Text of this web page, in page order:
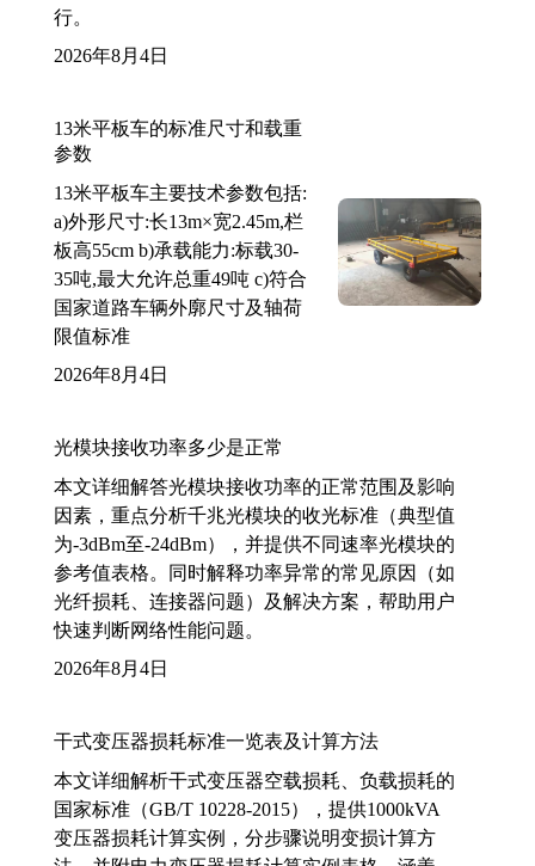
行。
2026年8月4日
13米平板车的标准尺寸和载重
参数
13米平板车主要技术参数包括:
a)外形尺寸:长13m×宽2.45m,栏
板高55cm b)承载能力:标载30-
35吨,最大允许总重49吨 c)符合
国家道路车辆外廓尺寸及轴荷
限值标准
2026年8月4日
光模块接收功率多少是正常
本文详细解答光模块接收功率的正常范围及影响
因素，重点分析千兆光模块的收光标准（典型值
为-3dBm至-24dBm），并提供不同速率光模块的
参考值表格。同时解释功率异常的常见原因（如
光纤损耗、连接器问题）及解决方案，帮助用户
快速判断网络性能问题。
2026年8月4日
干式变压器损耗标准一览表及计算方法
本文详细解析干式变压器空载损耗、负载损耗的
国家标准（GB/T 10228-2015），提供1000kVA
变压器损耗计算实例，分步骤说明变损计算方